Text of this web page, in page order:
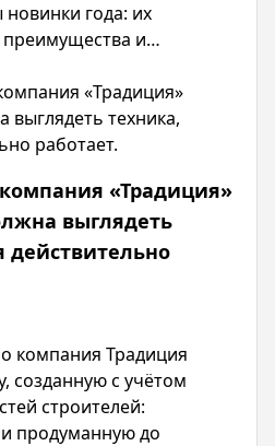
года: их
и
помогают строить
и устойчивые к
здания.
компания «Традиция»
выглядеть
действительно
созданную с учётом
строителей:
продуманную до